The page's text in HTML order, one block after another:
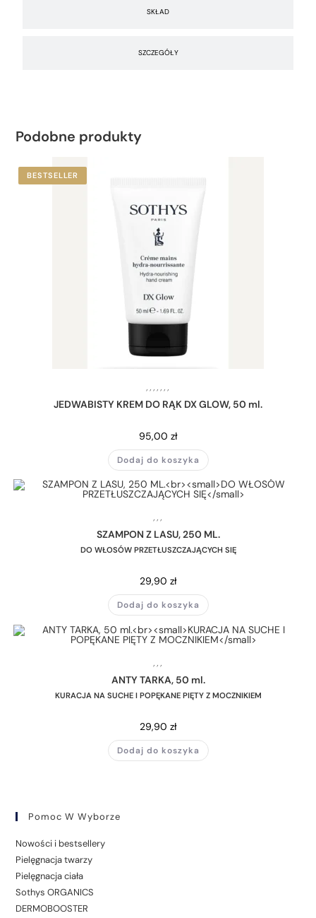
SKŁAD
SZCZEGÓŁY
Podobne produkty
BESTSELLER
, , , , , , ,
JEDWABISTY KREM DO RĄK DX GLOW, 50 ml.
95,00 zł
Dodaj do koszyka
,,,
SZAMPON Z LASU, 250 ML.
DO WŁOSÓW PRZETŁUSZCZAJĄCYCH SIĘ
29,90 zł
Dodaj do koszyka
, , ,
ANTY TARKA, 50 ml.
KURACJA NA SUCHE I POPĘKANE PIĘTY Z MOCZNIKIEM
29,90 zł
Dodaj do koszyka
Pomoc W Wyborze
Nowości i bestsellery
Pielęgnacja twarzy
Pielęgnacja ciała
Sothys ORGANICS
DERMOBOOSTER